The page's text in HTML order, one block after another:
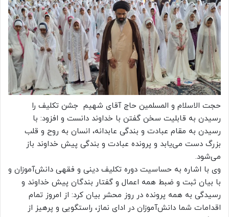
حجت الاسلام و المسلمین حاج آقای شهیم جشن تکلیف را
رسیدن به قابلیت سخن گفتن با خداوند دانست و افزود: با
رسیدن به مقام عبادت و بندگی عابدانه، انسان به روح و قلب
بزرگ دست می‌یابد و پرونده عبادت و بندگی پیش خداوند باز
می‌شود.
وی با اشاره به حساسیت دوره تکلیف دینی و فقهی دانش‌آموزان و
با بیان ثبت و ضبط همه اعمال و گفتار بندگان پیش خداوند و
رسیدگی به همه پرونده در روز محشر بیان کرد: از امروز تمام
اقدامات شما دانش‌آموزان در ادای نماز، راستگویی و پرهیز از